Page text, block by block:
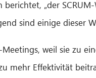
„der
sind einige dieser
weil sie zu
mehr Effektivität